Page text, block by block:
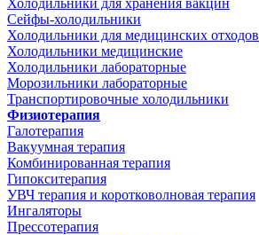
Холодильники для хранения вакцин
Сейфы-холодильники
Холодильники для медицинских отходов
Холодильники медицинские
Холодильники лабораторные
Морозильники лабораторные
Транспортировочные холодильники
Физиотерапия
Галотерапия
Вакуумная терапия
Комбинированная терапия
Гипокситерапия
УВЧ терапия и коротковолновая терапия
Ингаляторы
Прессотерапия